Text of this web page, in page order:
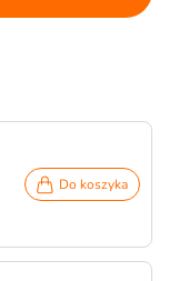
Do koszyka